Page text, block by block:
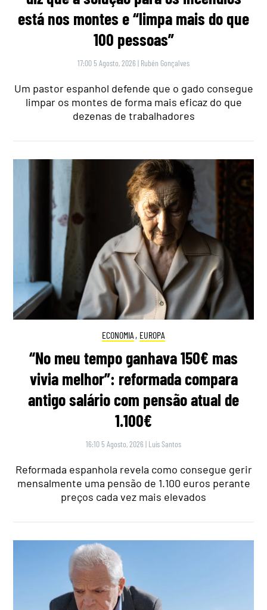
está nos montes e “limpa mais do que
100 pessoas”
17:00 5 Agosto, 2026 | Rubén Gonçalves
Um pastor espanhol defende que o gado consegue
limpar os montes de forma mais eficaz do que
dezenas de trabalhadores
ECONOMIA , EUROPA
“No meu tempo ganhava 150€ mas
vivia melhor”: reformada compara
antigo salário com pensão atual de
1.100€
16:10 5 Agosto, 2026 | Luís Santos
Reformada espanhola revela como consegue gerir
mensalmente uma pensão de 1.100 euros perante
preços cada vez mais elevados